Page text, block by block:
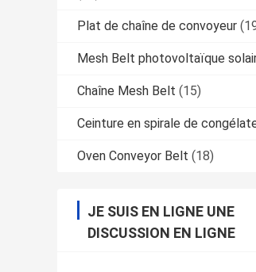
Plat de chaîne de convoyeur
Mesh Belt photovoltaïque
Chaîne Mesh Belt (15)
Ceinture en spirale de
Oven Conveyor Belt (18)
JE SUIS EN LIGNE UNE
DISCUSSION EN LIGNE